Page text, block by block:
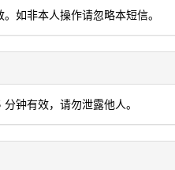
如非本人操作请忽略本短信。
钟有效，请勿泄露他人。